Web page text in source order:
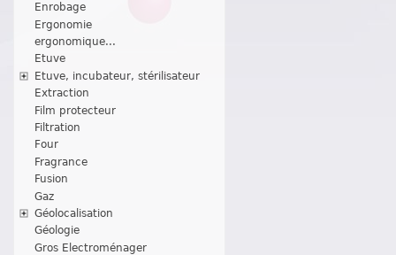
Enrobage
Ergonomie
ergonomique...
Etuve
Etuve, incubateur, stérilisateur
Extraction
Film protecteur
Filtration
Four
Fragrance
Fusion
Gaz
Géolocalisation
Géologie
Gros Electroménager